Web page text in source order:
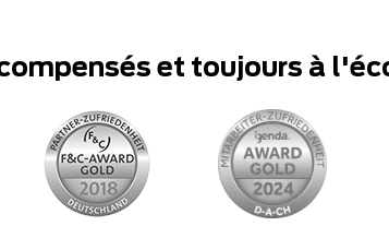
et toujours à